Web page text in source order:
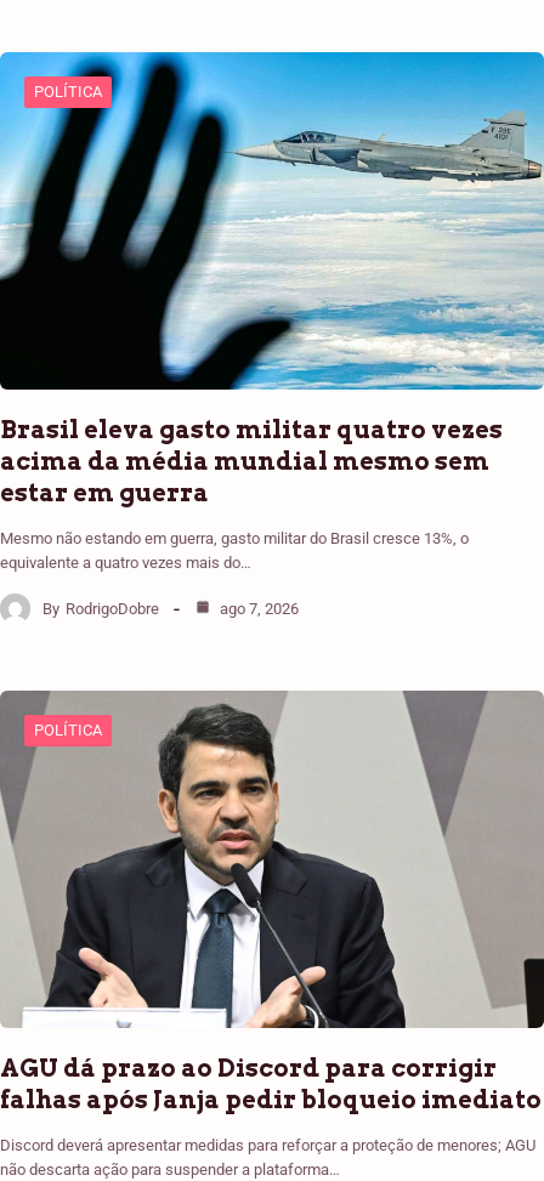
POLÍTICA
Brasil eleva gasto militar quatro vezes
acima da média mundial mesmo sem
estar em guerra
Mesmo não estando em guerra, gasto militar do Brasil cresce 13%, o
equivalente a quatro vezes mais do…
By RodrigoDobre ago 7, 2026
POLÍTICA
AGU dá prazo ao Discord para corrigir
falhas após Janja pedir bloqueio imediato
Discord deverá apresentar medidas para reforçar a proteção de menores; AGU
não descarta ação para suspender a plataforma…